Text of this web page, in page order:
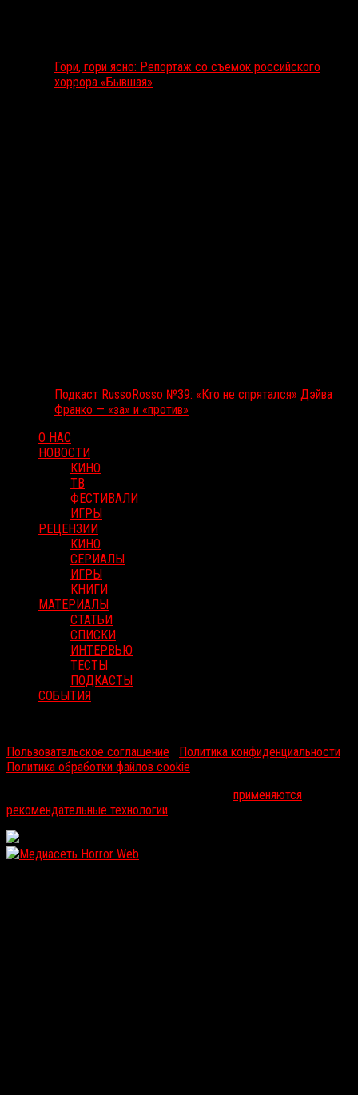
Гори, гори ясно: Репортаж со съемок российского
хоррора «Бывшая»
Подкаст RussoRosso №39: «Кто не спрятался» Дэйва
Франко — «за» и «против»
О НАС
НОВОСТИ
КИНО
ТВ
ФЕСТИВАЛИ
ИГРЫ
РЕЦЕНЗИИ
КИНО
СЕРИАЛЫ
ИГРЫ
КНИГИ
МАТЕРИАЛЫ
СТАТЬИ
СПИСКИ
ИНТЕРВЬЮ
ТЕСТЫ
ПОДКАСТЫ
СОБЫТИЯ
Пользовательское соглашение
Политика конфиденциальности
Политика обработки файлов cookie
применяются
рекомендательные технологии